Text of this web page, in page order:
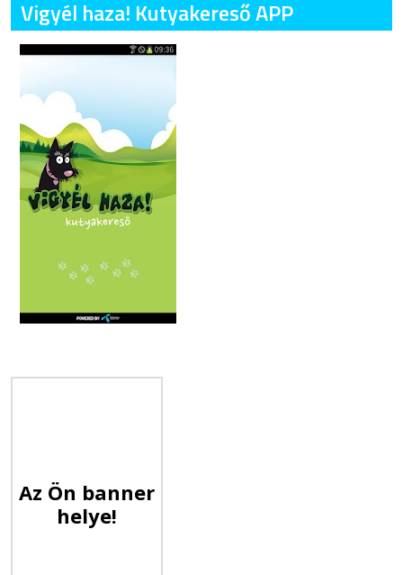
Vigyél haza! Kutyakereső APP
Az Ön banner
helye!